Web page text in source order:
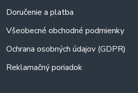
Doručenie a platba
Všeobecné obchodné podmienky
Ochrana osobných údajov (GDPR)
Reklamačný poriadok